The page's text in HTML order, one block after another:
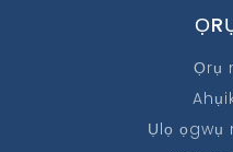
Ọrụ
Ụlọ